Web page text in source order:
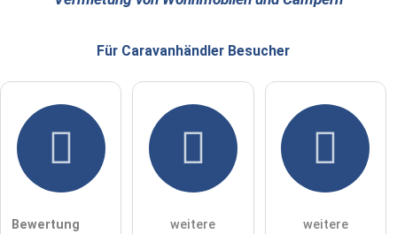
Hiermit akzeptiere ich die .
Die Datenschutzerklärunghabe ich zur Kenntnis genommen.
öffentliche Frage stellen
Für Caravanhändler Besucher
Bewertung
weitere
weitere